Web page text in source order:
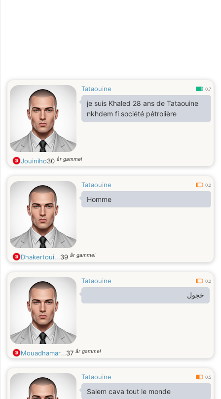
Tataouine 0.7
je suis Khaled 28 ans de Tataouine
nkhdem fi société pétrolière
Jouiniho30 år gammel
Tataouine 0.2
Homme
Dhakertoui...39 år gammel
Tataouine 0.2
خجول
Mouadhamar...37 år gammel
Tataouine 0.5
Salem cava tout le monde